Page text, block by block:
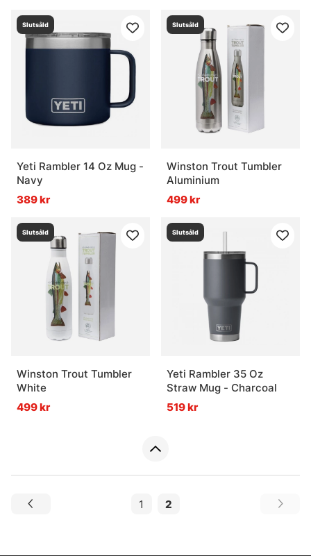
Slutsåld
Yeti Rambler 14 Oz Mug -
Navy
389 kr
Slutsåld
Winston Trout Tumbler
Aluminium
499 kr
Slutsåld
Winston Trout Tumbler
White
499 kr
Slutsåld
Yeti Rambler 35 Oz
Straw Mug - Charcoal
519 kr
1 2